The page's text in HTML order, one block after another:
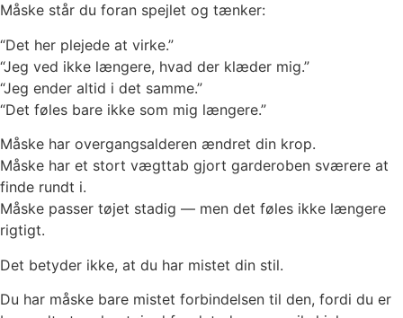
Måske står du foran spejlet og tænker:
“Det her plejede at virke.”
“Jeg ved ikke længere, hvad der klæder mig.”
“Jeg ender altid i det samme.”
“Det føles bare ikke som mig længere.”
Måske har overgangsalderen ændret din krop.
Måske har et stort vægttab gjort garderoben sværere at
finde rundt i.
Måske passer tøjet stadig — men det føles ikke længere
rigtigt.
Det betyder ikke, at du har mistet din stil.
Du har måske bare mistet forbindelsen til den, fordi du er